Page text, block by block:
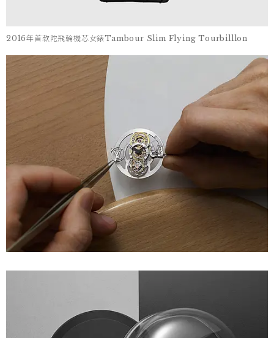
2016年首款陀飛輪機芯女錶Tambour Slim Flying Tourbilllon